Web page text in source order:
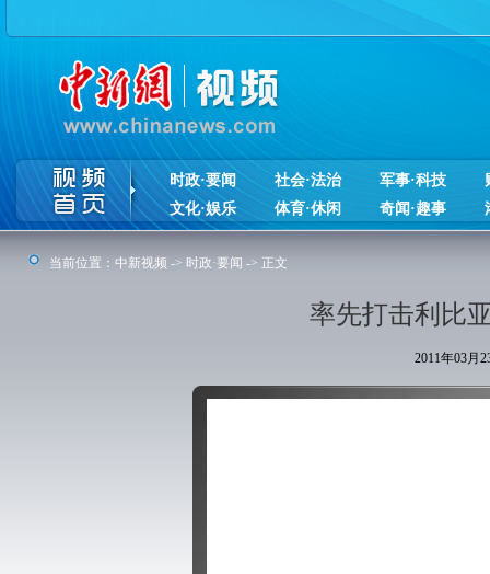
时政·要闻 社会·法治 军事·科技
文化·娱乐
体育·休闲 奇闻·趣事
当前位置： 中新视频 -> 时政·要闻 -> 正文
率先打击利比
2011年03月